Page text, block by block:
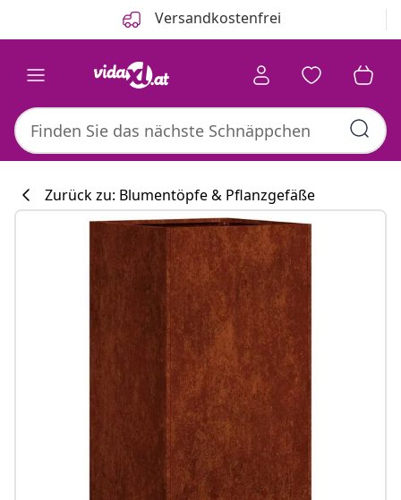
Versandkostenfrei
#sharemevidaxl
Zurück zu: Blumentöpfe & Pflanzgefäße